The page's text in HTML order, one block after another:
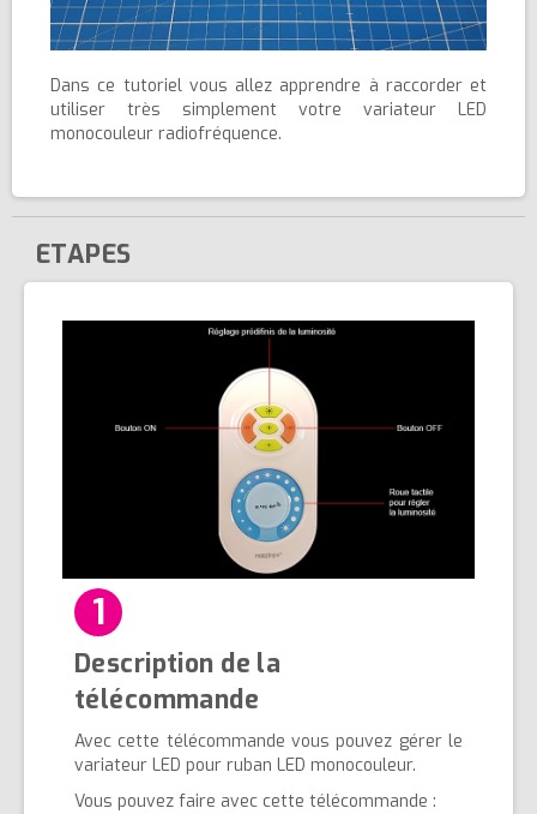
Dans ce tutoriel vous allez apprendre à raccorder et
utiliser très simplement votre variateur LED
monocouleur radiofréquence.
ETAPES
1
Description de la
télécommande
Avec cette télécommande vous pouvez gérer le
variateur LED pour ruban LED monocouleur.
Vous pouvez faire avec cette télécommande :